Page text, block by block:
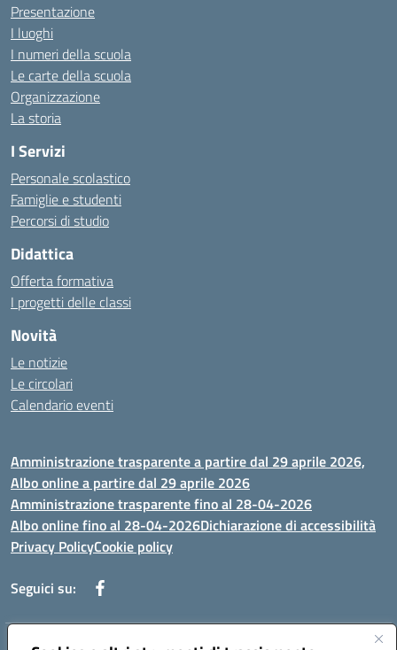
Presentazione
I luoghi
I numeri della scuola
Le carte della scuola
Organizzazione
La storia
I Servizi
Personale scolastico
Famiglie e studenti
Percorsi di studio
Didattica
Offerta formativa
I progetti delle classi
Novità
Le notizie
Le circolari
Calendario eventi
Amministrazione trasparente a partire dal 29 aprile 2026,
Albo online a partire dal 29 aprile 2026
Amministrazione trasparente fino al 28-04-2026
Albo online fino al 28-04-2026Dichiarazione di accessibilità
Privacy PolicyCookie policy
Seguici su: